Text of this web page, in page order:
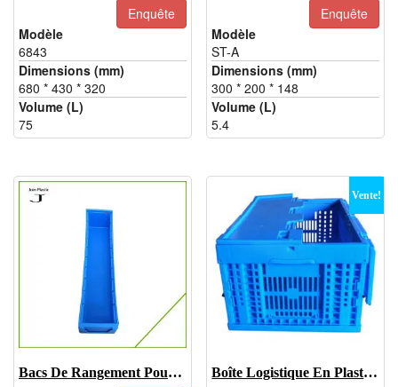
Enquête
Modèle
6843
Dimensions (mm)
680 * 430 * 320
Volume (L)
75
Enquête
Modèle
ST-A
Dimensions (mm)
300 * 200 * 148
Volume (L)
5.4
Bacs De Rangement Pour Pièces Automobiles-5109
Vente!
Boîte Logistique En Plastique Pour Voiture - JOIN-KK6040295C-1